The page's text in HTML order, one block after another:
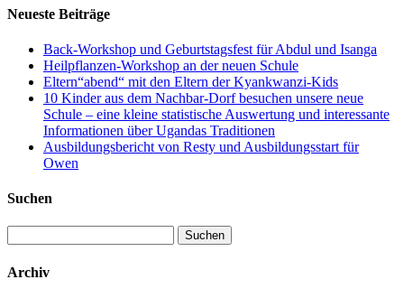
Neueste Beiträge
Back-Workshop und Geburtstagsfest für Abdul und Isanga
Heilpflanzen-Workshop an der neuen Schule
Eltern“abend“ mit den Eltern der Kyankwanzi-Kids
10 Kinder aus dem Nachbar-Dorf besuchen unsere neue
Schule – eine kleine statistische Auswertung und interessante
Informationen über Ugandas Traditionen
Ausbildungsbericht von Resty und Ausbildungsstart für
Owen
Suchen
nach:
Archiv